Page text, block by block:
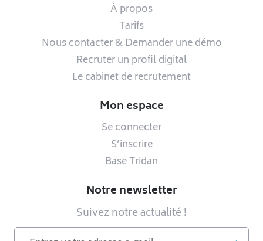
À propos
Tarifs
Nous contacter & Demander une démo
Recruter un profil digital
Le cabinet de recrutement
Mon espace
Se connecter
S’inscrire
Base Tridan
Notre newsletter
Suivez notre actualité !